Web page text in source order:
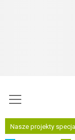
Nasze projekty